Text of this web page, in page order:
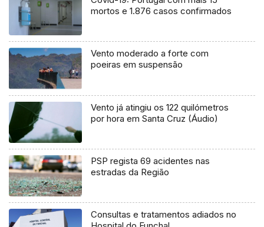
mortos e 1.876 casos confirmados
Vento moderado a forte com
poeiras em suspensão
Vento já atingiu os 122 quilómetros
por hora em Santa Cruz (Áudio)
PSP regista 69 acidentes nas
estradas da Região
Consultas e tratamentos adiados no